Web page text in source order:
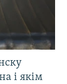
і якім